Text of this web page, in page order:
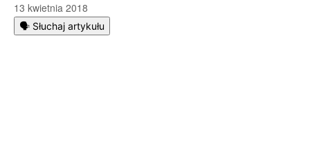
13 kwietnia 2018
🗣️ Słuchaj artykułu